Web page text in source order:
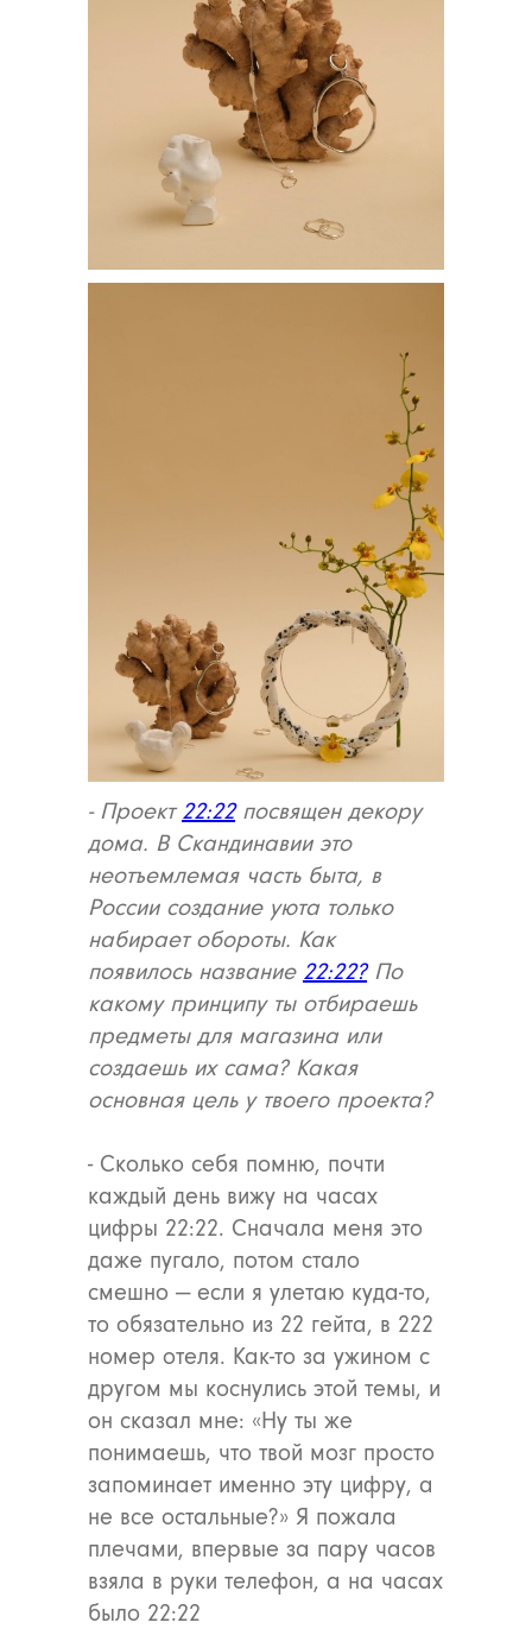
- Проект 22:22посвящен декору
дома. В Скандинавии это
неотъемлемая часть быта, в
России создание уюта только
набирает обороты. Как
появилось название 22:22?По
какому принципу ты отбираешь
предметы для магазина или
создаешь их сама? Какая
основная цель у твоего проекта?
- Сколько себя помню, почти
каждый день вижу на часах
цифры 22:22. Сначала меня это
даже пугало, потом стало
смешно — если я улетаю куда-то,
то обязательно из 22 гейта, в 222
номер отеля. Как-то за ужином с
другом мы коснулись этой темы, и
он сказал мне: «Ну ты же
понимаешь, что твой мозг просто
запоминает именно эту цифру, а
не все остальные?» Я пожала
плечами, впервые за пару часов
взяла в руки телефон, а на часах
было 22:22